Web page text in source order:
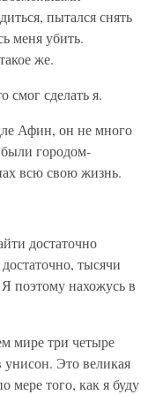
пытался снять
меня убить.
же.
смог сделать я.
Афин, он не много
городом-
всю свою жизнь.
достаточно
тысячи
поэтому нахожусь в
мире три четыре
Это великая
мере того, как я буду